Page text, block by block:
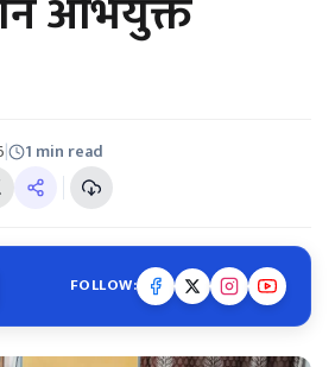
| 1 min read
FOLLOW: